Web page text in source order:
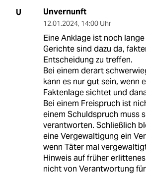
U Unvernunft
12.01.2024, 14:00 Uhr
Eine Anklage ist noch
Gerichte sind dazu da,
Entscheidung zu treffen.
Bei einem derart
kann es nur gut sein, wenn
Faktenlage sichtet und
Bei einem Freispruch ist
einem Schuldspruch muss
verantworten. Schließlich
eine Vergewaltigung ein
wenn Täter mal
Hinweis auf früher
nicht von Verantwortung